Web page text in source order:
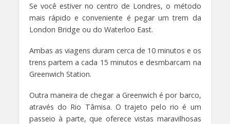
Se você estiver no centro de Londres, o método
mais rápido e conveniente é pegar um trem da
London Bridge ou do Waterloo East.
Ambas as viagens duram cerca de 10 minutos e os
trens partem a cada 15 minutos e desmbarcam na
Greenwich Station.
Outra maneira de chegar a Greenwich é por barco,
através do Rio Tâmisa. O trajeto pelo rio é um
passeio à parte, que oferece vistas maravilhosas